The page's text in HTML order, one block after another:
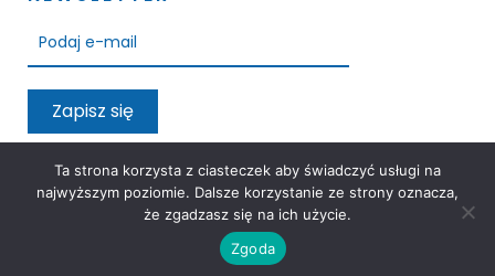
Zapisz się
3M Group © 2026
Ta strona korzysta z ciasteczek aby świadczyć usługi na
najwyższym poziomie. Dalsze korzystanie ze strony oznacza,
że zgadzasz się na ich użycie.
Zgoda